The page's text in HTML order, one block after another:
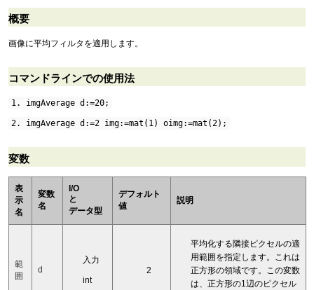
概要
画像に平均フィルタを適用します。
コマンドラインでの使用法
1. imgAverage d:=20;
2. imgAverage d:=2 img:=mat(1) oimg:=mat(2);
変数
表
示
名
変数
名
I/O
と
データ型
デフォルト
値
説明
範
囲
d
入力
int
2
平均化する隣接ピクセルの適
用範囲を指定します。これは
正方形の領域です。この変数
は、正方形の1辺のピクセル